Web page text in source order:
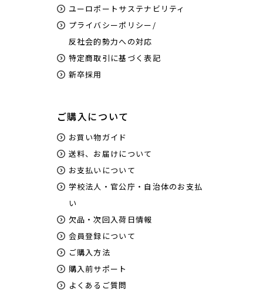
ユーロポートサステナビリティ
プライバシーポリシー/
反社会的勢力への対応
特定商取引に基づく表記
新卒採用
ご購入について
お買い物ガイド
送料、お届けについて
お支払いについて
学校法人・官公庁・自治体のお支払
い
欠品・次回入荷日情報
会員登録について
ご購入方法
購入前サポート
よくあるご質問